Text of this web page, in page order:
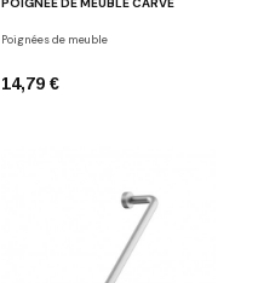
POIGNÉE DE MEUBLE CARVE
Poignées de meuble
14,79 €